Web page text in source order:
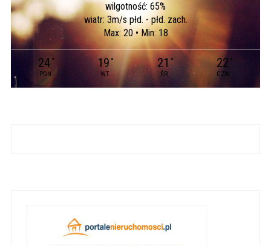
wilgotność: 65%
wiatr: 3m/s płd. - płd. zach.
Max: 20 • Min: 18
24 °
PON
19°
WT
21 °
ŚR
22 °
CZW